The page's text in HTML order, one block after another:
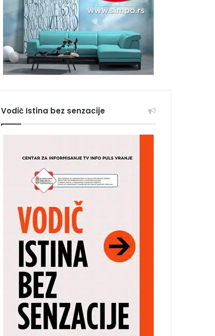
Vodič Istina bez senzacije